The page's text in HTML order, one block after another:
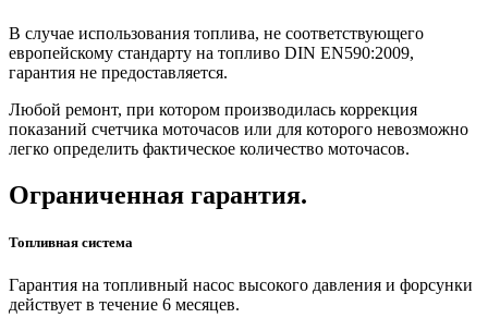
В случае использования топлива, не соответствующего
европейскому стандарту на топливо DIN EN590:2009,
гарантия не предоставляется.
Любой ремонт, при котором производилась коррекция
показаний счетчика моточасов или для которого невозможно
легко определить фактическое количество моточасов.
Ограниченная гарантия.
Топливная система
Гарантия на топливный насос высокого давления и форсунки
действует в течение 6 месяцев.